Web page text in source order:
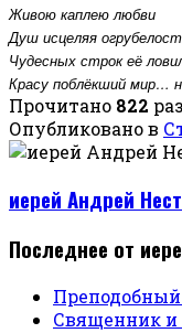
Живою каплею любви
Душ исцеляя
Чудесных строк её
Красу поблёкший мир…
Прочитано 822 раз
Опубликовано в
иерей Андрей
Последнее от
Священник и